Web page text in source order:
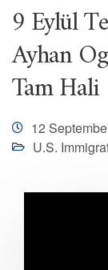
9 Eylül
Ayhan
Tam Hali
12
U.S.